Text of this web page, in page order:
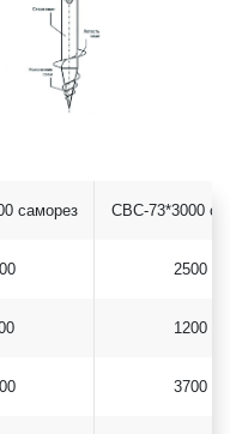
саморез СВС-73*3000
2500
1200
3700